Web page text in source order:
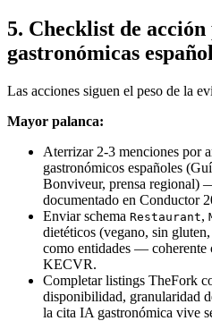
5. Checklist de acción
gastronómicas
Las acciones siguen el peso de la
Mayor palanca:
Aterrizar 2-3 menciones por
gastronómicos españoles
Bonviveur, prensa regional)
documentado en Conductor
Enviar schema Restaurant,
dietéticos (vegano, sin
como entidades —
KECVR.
Completar listings TheFork
disponibilidad, granularidad
la cita IA gastronómica vive